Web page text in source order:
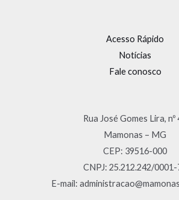
Acesso Rápido
Notícias
Fale conosco
Rua José Gomes Lira, nº
Mamonas – MG
CEP: 39516-000
CNPJ: 25.212.242/
E-mail: